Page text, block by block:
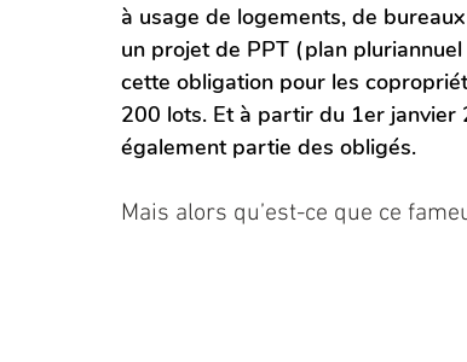
à usage de logements, de
un projet de PPT (plan
cette obligation pour les
200 lots. Et à partir du 1er
également partie des obligés.
Mais alors qu’est-ce que ce